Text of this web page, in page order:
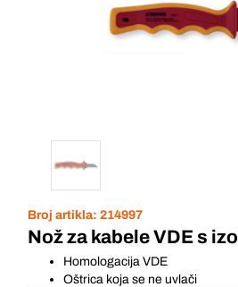
Broj artikla: 214997
Nož za kabele VDE s
Homologacija VDE
Oštrica koja se ne uvlači